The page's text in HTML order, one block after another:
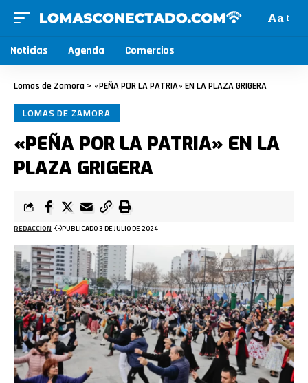
Aa
Noticias Agenda Comercios
Lomas de Zamora > «PEÑA POR LA PATRIA» EN LA PLAZA GRIGERA
LOMAS DE ZAMORA
«PEÑA POR LA PATRIA» EN LA
PLAZA GRIGERA
REDACCION PUBLICADO 3 DE JULIO DE 2024